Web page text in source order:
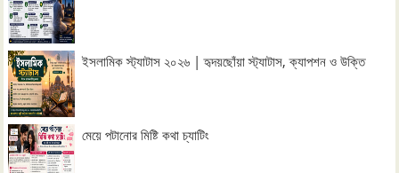
ইসলামিক স্ট্যাটাস ২০২৬ | হৃদয়ছোঁয়া স্ট্যাটাস, ক্যাপশন ও উক্তি
মেয়ে পটানোর মিষ্টি কথা চ্যাটিং